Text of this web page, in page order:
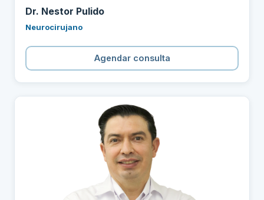
Dr. Nestor Pulido
Neurocirujano
Agendar consulta